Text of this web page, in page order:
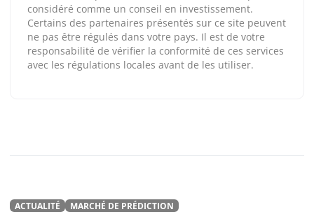
considéré comme un conseil en investissement.
Certains des partenaires présentés sur ce site peuvent
ne pas être régulés dans votre pays. Il est de votre
responsabilité de vérifier la conformité de ces services
avec les régulations locales avant de les utiliser.
ACTUALITÉ MARCHÉ DE PRÉDICTION